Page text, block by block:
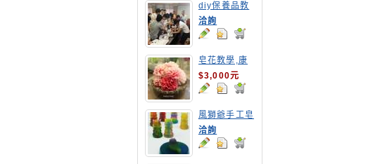
diy保養品教
學-台南高工
教職員DIY乳
液教學
洽詢
皂花教學,康
乃馨
$3,000元
風獅爺手工皂
洽詢